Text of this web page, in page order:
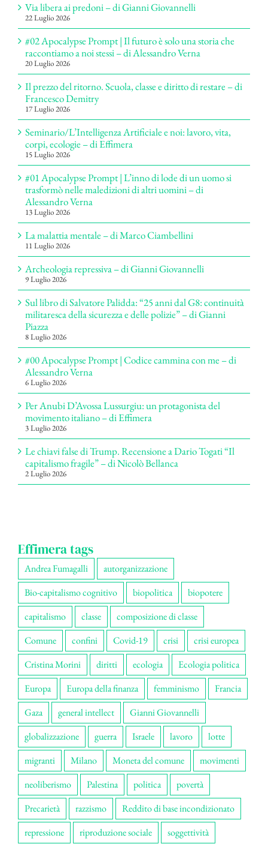
Via libera ai predoni – di Gianni Giovannelli
22 Luglio 2026
#02 Apocalypse Prompt | Il futuro è solo una storia che
raccontiamo a noi stessi – di Alessandro Verna
20 Luglio 2026
Il prezzo del ritorno. Scuola, classe e diritto di restare – di
Francesco Demitry
17 Luglio 2026
Seminario/L’Intelligenza Artificiale e noi: lavoro, vita,
corpi, ecologie – di Effimera
15 Luglio 2026
#01 Apocalypse Prompt | L’inno di lode di un uomo si
trasformò nelle maledizioni di altri uomini – di
Alessandro Verna
13 Luglio 2026
La malattia mentale – di Marco Ciambellini
11 Luglio 2026
Archeologia repressiva – di Gianni Giovannelli
9 Luglio 2026
Sul libro di Salvatore Palidda: “25 anni dal G8: continuità
militaresca della sicurezza e delle polizie” – di Gianni
Piazza
8 Luglio 2026
#00 Apocalypse Prompt | Codice cammina con me – di
Alessandro Verna
6 Luglio 2026
Per Anubi D’Avossa Lussurgiu: un protagonista del
movimento italiano – di Effimera
3 Luglio 2026
Le chiavi false di Trump. Recensione a Dario Togati “Il
capitalismo fragile” – di Nicolò Bellanca
2 Luglio 2026
Effimera tags
Andrea Fumagalli
autorganizzazione
Bio-capitalismo cognitivo
biopolitica
biopotere
capitalismo
classe
composizione di classe
Comune
confini Covid-19 crisi
crisi europea
Cristina Morini
diritti ecologia
Ecologia politica
Europa
Europa della finanza femminismo
Francia
Gaza
general intellect
Gianni Giovannelli
globalizzazione
guerra Israele lavoro
lotte
migranti
Milano Moneta del comune
movimenti
neoliberismo
Palestina politica
povertà
Precarietà
razzismo
Reddito di base incondizionato
repressione
riproduzione sociale soggettività